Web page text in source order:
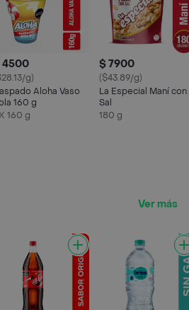
4500
g)
Aloha Vaso
160 g
160 g
$ 7900
($43.89/g)
La Especial Maní con
Sal
180 g
Ver más